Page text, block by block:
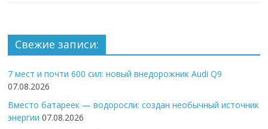
Свежие записи:
7 мест и почти 600 сил: новый внедорожник Audi Q9
07.08.2026
Вместо батареек — водоросли: создан необычный источник
энергии 07.08.2026